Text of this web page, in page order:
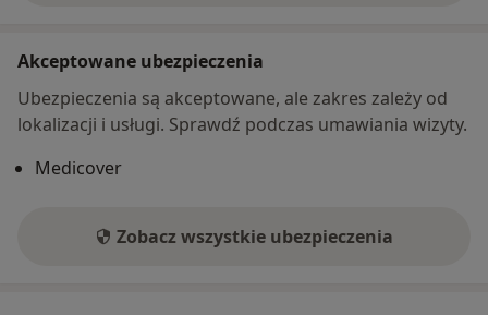
Akceptowane ubezpieczenia
Ubezpieczenia są akceptowane, ale zakres zależy od
lokalizacji i usługi. Sprawdź podczas umawiania wizyty.
Medicover
Zobacz wszystkie ubezpieczenia